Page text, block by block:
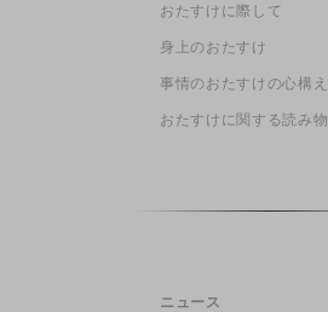
おたすけに際して
身上のおたすけ
事情のおたすけの心構え
おたすけに関する読み物
ニュース